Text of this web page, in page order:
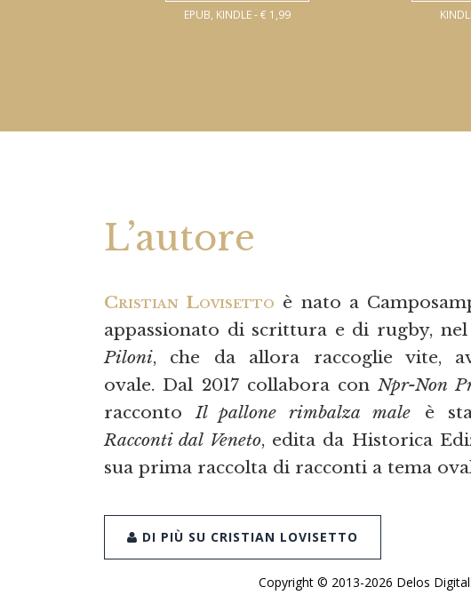
EPUB, KINDLE - € 1,99
L’autore
Cristian Lovisetto è nato a
appassionato di scrittura e di rugby,
Piloni, che da allora raccoglie vite,
ovale. Dal 2017 collabora con Npr-Non
racconto Il pallone rimbalza male è
Racconti dal Veneto, edita da Historica
sua prima raccolta di racconti a tema
DI PIÙ SU CRISTIAN LOVISETTO
Copyright © 2013-2026 Delos